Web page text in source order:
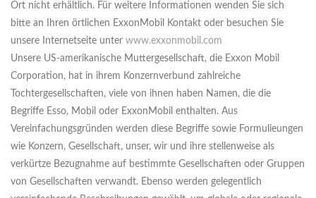
Ort nicht erhältlich. Für weitere Informationen wenden Sie sich
bitte an Ihren örtlichen ExxonMobil Kontakt oder besuchen Sie
unsere Internetseite unter www.exxonmobil.com
Unsere US-amerikanische Muttergesellschaft, die Exxon Mobil
Corporation, hat in ihrem Konzernverbund zahlreiche
Tochtergesellschaften, viele von ihnen haben Namen, die die
Begriffe Esso, Mobil oder ExxonMobil enthalten. Aus
Vereinfachungsgründen werden diese Begriffe sowie Formulieungen
wie Konzern, Gesellschaft, unser, wir und ihre stellenweise als
verkürtze Bezugnahme auf bestimmte Gesellschaften oder Gruppen
von Gesellschaften verwandt. Ebenso werden gelegentlich